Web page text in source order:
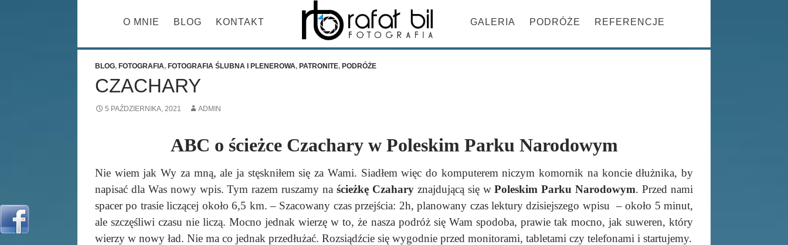
PRZESKOCZ DO TREŚCI
O MNIE BLOG KONTAKT GALERIA PODRÓŻE REFERENCJE
BLOG, FOTOGRAFIA, FOTOGRAFIA ŚLUBNA I PLENEROWA, PATRONITE, PODRÓŻE
CZACHARY
5 PAŹDZIERNIKA, 2021 ADMIN
ABC o ścieżce Czachary w Poleskim Parku Narodowym
Nie wiem jak Wy za mną, ale ja stęskniłem się za Wami. Siadłem więc do komputerem niczym komornik na koncie dłużnika, by
napisać dla Was nowy wpis. Tym razem ruszamy na ścieżkę Czaharyznajdującą się wPoleskim Parku Narodowym. Przed nami
spacer po trasie liczącej około 6,5 km. – Szacowany czas przejścia: 2h, planowany czas lektury dzisiejszego wpisu – około 5 minut,
ale szczęśliwi czasu nie liczą. Mocno jednak wierzę w to, że nasza podróż się Wam spodoba, prawie tak mocno, jak suweren, który
wierzy w nowy ład. Nie ma co jednak przedłużać. Rozsiądźcie się wygodnie przed monitorami, tabletami czy telefonami i startujemy.